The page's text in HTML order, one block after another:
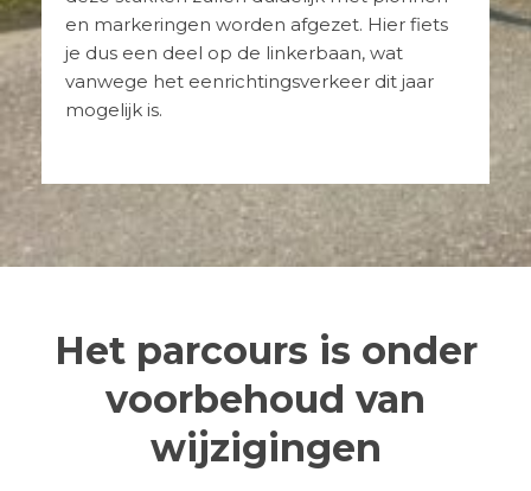
en markeringen worden afgezet. Hier fiets
je dus een deel op de linkerbaan, wat
vanwege het eenrichtingsverkeer dit jaar
mogelijk is.
Het parcours is onder
voorbehoud van
wijzigingen